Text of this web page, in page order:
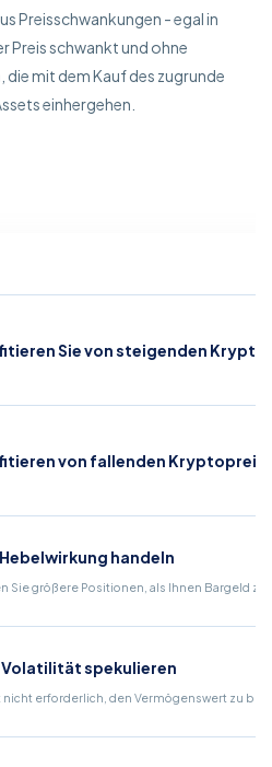
Preisschwankungen - egal in
Preis schwankt und ohne
mit dem Kauf des zugrunde
einhergehen.
Sie von steigenden
von fallenden
handeln
Sie größere Positionen, als Ihnen Bargeld
spekulieren
nicht erforderlich, den Vermögenswert zu